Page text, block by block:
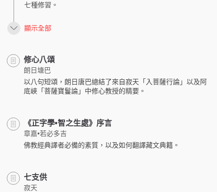
七種修習。
顯示全部
修心八頌
朗日塘巴
以八句短頌，朗日唐巴總結了來自寂天「入菩薩行論」以及阿
底峽「菩薩寶鬘論」中修心教授的精要。
《正字學•智之生處》序言
章嘉•若必多吉
佛教經典譯者必備的素質，以及如何翻譯藏文典籍。
七支供
寂天